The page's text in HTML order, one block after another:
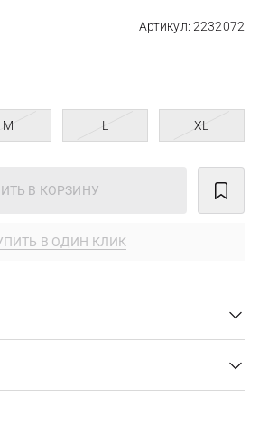
Артикул: 2232072
M L XL
В КОРЗИНУ
В ОДИН КЛИК